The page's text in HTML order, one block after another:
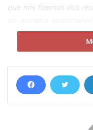
que nós fizemos dos
setores da Prefeitura”,
O benefício, no valor
impactar no limite de
adesão ao vale-
Trabalhador (PAT),